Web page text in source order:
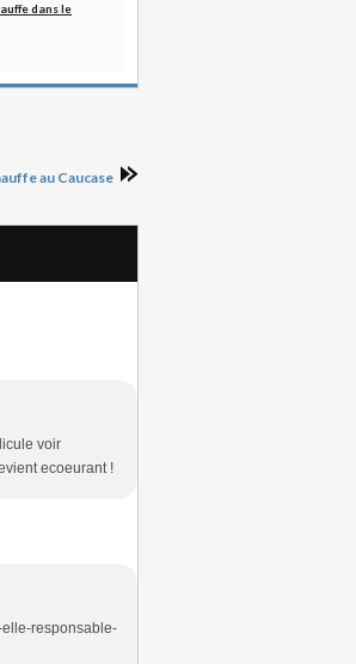
dans le
au Caucase
voir
ecoeurant !
elle-responsable-